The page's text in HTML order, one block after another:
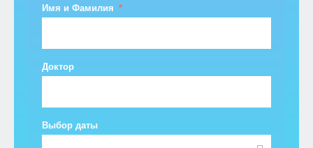
Имя и Фамилия
Доктор
Выбор даты